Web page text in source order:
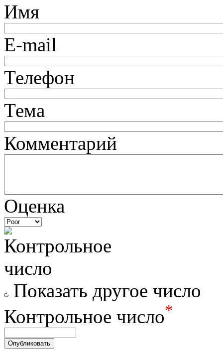
Имя
E-mail
Телефон
Тема
Комментарий
Оценка
Показать другое число
Контрольное число*